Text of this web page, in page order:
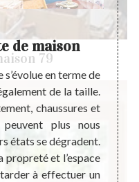
79
de maison
en terme de
de la taille.
chaussures et
plus nous
états se dégradent.
propreté et l’espace
à effectuer un
de
de
aux